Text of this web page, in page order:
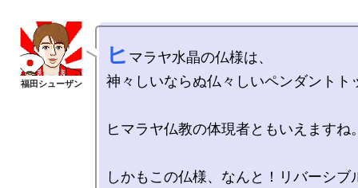
ヒ マラヤ水晶の仏様は、
神々しいならぬ仏々しいペンダントト
ヒマラヤ仏教の体現者ともいえますね
しかもこの仏様、なんと！リバーシブ